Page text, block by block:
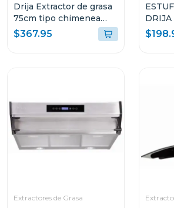
Drija Extractor de grasa
75cm tipo chimenea
diamonds
$367.95
DRIJA
Extractores de Grasa